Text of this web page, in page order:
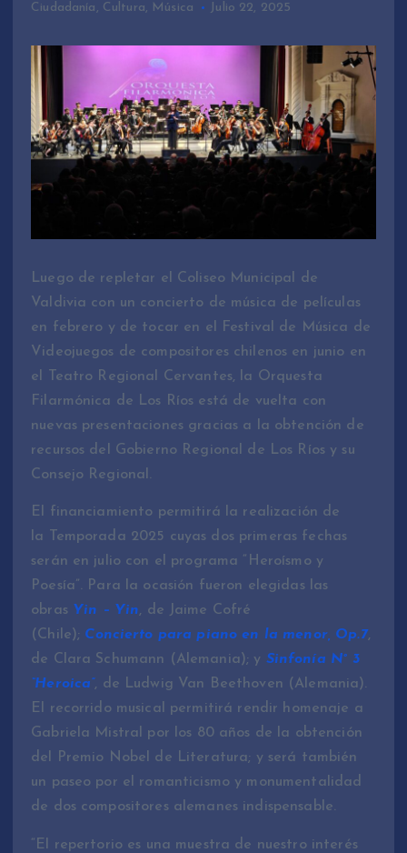
Ciudadanía , Cultura, Música Julio 22, 2025
Luego de repletar el Coliseo Municipal de
Valdivia con un concierto de música de películas
en febrero y de tocar en el Festival de Música de
Videojuegos de compositores chilenos en junio en
el Teatro Regional Cervantes, la Orquesta
Filarmónica de Los Ríos está de vuelta con
nuevas presentaciones gracias a la obtención de
recursos del Gobierno Regional de Los Ríos y su
Consejo Regional.
El financiamiento permitirá la realización de
la Temporada 2025 cuyas dos primeras fechas
serán en julio con el programa “Heroísmo y
Poesía”. Para la ocasión fueron elegidas las
obras Yin – Yin, de Jaime Cofré
(Chile); Concierto para piano en la menor, Op.7,
de Clara Schumann (Alemania); y Sinfonía N° 3
“Heroica”, de Ludwig Van Beethoven (Alemania).
El recorrido musical permitirá rendir homenaje a
Gabriela Mistral por los 80 años de la obtención
del Premio Nobel de Literatura; y será también
un paseo por el romanticismo y monumentalidad
de dos compositores alemanes indispensable.
“El repertorio es una muestra de nuestro interés